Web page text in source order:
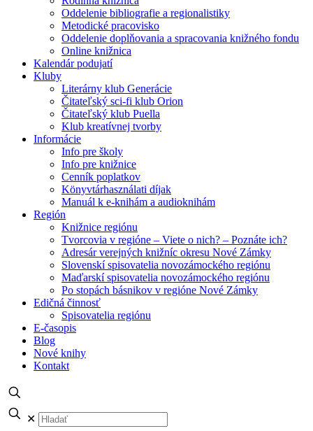
Oddelenie bibliografie a regionalistiky
Metodické pracovisko
Oddelenie doplňovania a spracovania knižného fondu
Online knižnica
Kalendár podujatí
Kluby
Literárny klub Generácie
Čitateľský sci-fi klub Orion
Čitateľský klub Puella
Klub kreatívnej tvorby
Informácie
Info pre školy
Info pre knižnice
Cenník poplatkov
Könyvtárhasználati díjak
Manuál k e-knihám a audioknihám
Región
Knižnice regiónu
Tvorcovia v regióne – Viete o nich? – Poznáte ich?
Adresár verejných knižníc okresu Nové Zámky
Slovenskí spisovatelia novozámockého regiónu
Maďarskí spisovatelia novozámockého regiónu
Po stopách básnikov v regióne Nové Zámky
Edičná činnosť
Spisovatelia regiónu
E-časopis
Blog
Nové knihy
Kontakt
✕